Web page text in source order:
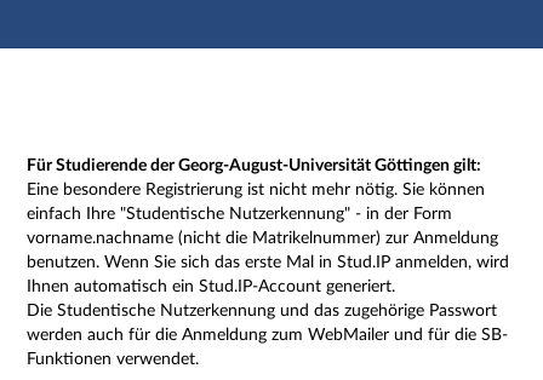
Hauptnavigation
Impressum
Für Studierende der Georg-August-Universität Göttingen gilt:
Eine besondere Registrierung ist nicht mehr nötig. Sie können
einfach Ihre "Studentische Nutzerkennung" - in der Form
vorname.nachname (nicht die Matrikelnummer) zur Anmeldung
benutzen. Wenn Sie sich das erste Mal in Stud.IP anmelden, wird
Ihnen automatisch ein Stud.IP-Account generiert.
Die Studentische Nutzerkennung und das zugehörige Passwort
werden auch für die Anmeldung zum WebMailer und für die SB-
Funktionen verwendet.